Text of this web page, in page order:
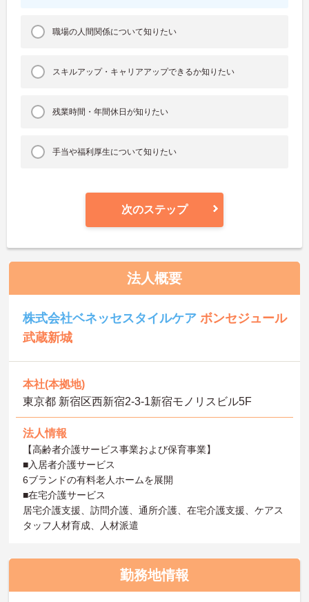
職場の人間関係について知りたい
スキルアップ・キャリアアップできるか知りたい
残業時間・年間休日が知りたい
手当や福利厚生について知りたい
次のステップ
法人概要
株式会社ベネッセスタイルケアボンセジュール
武蔵新城
本社(本拠地)
東京都 新宿区西新宿2-3-1新宿モノリスビル5F
法人情報
【高齢者介護サービス事業および保育事業】
■入居者介護サービス
6ブランドの有料老人ホームを展開
■在宅介護サービス
居宅介護支援、訪問介護、通所介護、在宅介護支援、ケアス
タッフ人材育成、人材派遣
勤務地情報